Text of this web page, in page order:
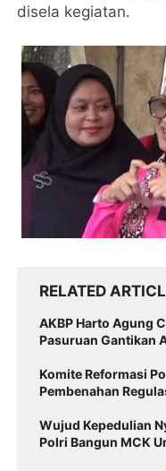
disela kegiatan.
RELATED
AKBP Harto Agung
Pasuruan Gantikan
Komite Reformasi
Pembenahan
Wujud Kepedulian
Polri Bangun MCK